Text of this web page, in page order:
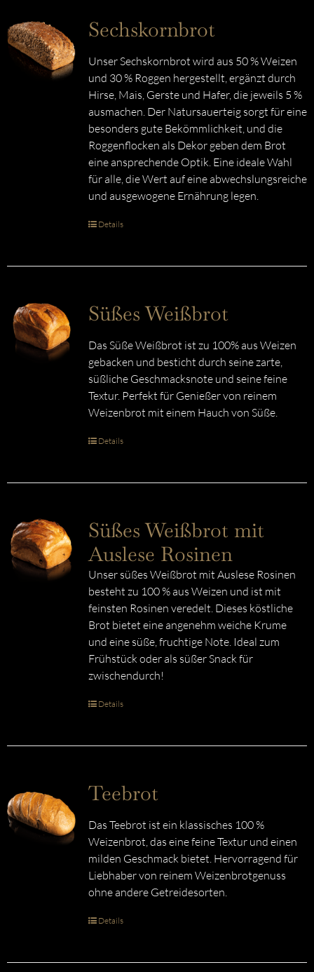
Sechskornbrot
Unser Sechskornbrot wird aus 50 % Weizen
und 30 % Roggen hergestellt, ergänzt durch
Hirse, Mais, Gerste und Hafer, die jeweils 5 %
ausmachen. Der Natursauerteig sorgt für eine
besonders gute Bekömmlichkeit, und die
Roggenflocken als Dekor geben dem Brot
eine ansprechende Optik. Eine ideale Wahl
für alle, die Wert auf eine abwechslungsreiche
und ausgewogene Ernährung legen.
Details
Süßes Weißbrot
Das Süße Weißbrot ist zu 100% aus Weizen
gebacken und besticht durch seine zarte,
süßliche Geschmacksnote und seine feine
Textur. Perfekt für Genießer von reinem
Weizenbrot mit einem Hauch von Süße.
Details
Süßes Weißbrot mit
Auslese Rosinen
Unser süßes Weißbrot mit Auslese Rosinen
besteht zu 100 % aus Weizen und ist mit
feinsten Rosinen veredelt. Dieses köstliche
Brot bietet eine angenehm weiche Krume
und eine süße, fruchtige Note. Ideal zum
Frühstück oder als süßer Snack für
zwischendurch!
Details
Teebrot
Das Teebrot ist ein klassisches 100 %
Weizenbrot, das eine feine Textur und einen
milden Geschmack bietet. Hervorragend für
Liebhaber von reinem Weizenbrotgenuss
ohne andere Getreidesorten.
Details